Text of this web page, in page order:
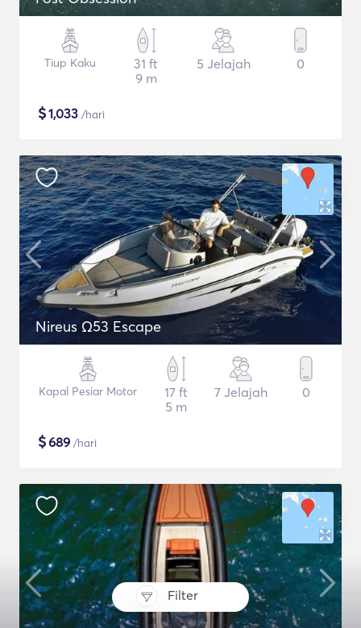
Filter
Tiup Kaku
31 ft
9 m
5 Jelajah 0
$1,033 /hari
Nireus Ω53 Escape
Kapal Pesiar Motor
17 ft
5 m
7 Jelajah 0
$689 /hari